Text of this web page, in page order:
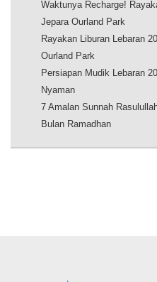
Waktunya Recharge!
Jepara Ourland Park
Rayakan Liburan Lebaran
Ourland Park
Persiapan Mudik Lebaran
Nyaman
7 Amalan Sunnah
Bulan Ramadhan